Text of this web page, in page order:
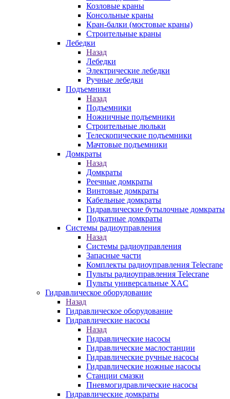
Козловые краны
Консольные краны
Кран-балки (мостовые краны)
Строительные краны
Лебедки
Назад
Лебедки
Электрические лебедки
Ручные лебедки
Подъемники
Назад
Подъемники
Ножничные подъемники
Строительные люльки
Телескопические подъемники
Мачтовые подъемники
Домкраты
Назад
Домкраты
Реечные домкраты
Винтовые домкраты
Кабельные домкраты
Гидравлические бутылочные домкраты
Подкатные домкраты
Системы радиоуправления
Назад
Системы радиоуправления
Запасные части
Комплекты радиоуправления Telecrane
Пульты радиоуправления Telecrane
Пульты универсальные XAC
Гидравлическое оборудование
Назад
Гидравлическое оборудование
Гидравлические насосы
Назад
Гидравлические насосы
Гидравлические маслостанции
Гидравлические ручные насосы
Гидравлические ножные насосы
Станции смазки
Пневмогидравлические насосы
Гидравлические домкраты